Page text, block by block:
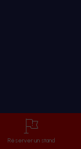
Réserver un stand